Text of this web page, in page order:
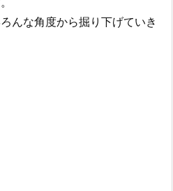
んな角度から掘り下げていき